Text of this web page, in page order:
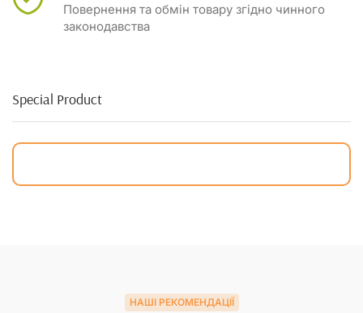
Повернення та обмін товару згідно чинного
законодавства
Special Product
НАШІ РЕКОМЕНДАЦІЇ